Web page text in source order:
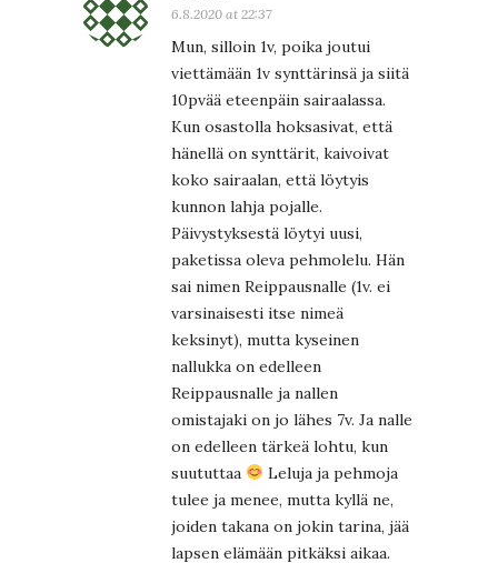
6.8.2020 at 22:37
Mun, silloin 1v, poika joutui
viettämään 1v synttärinsä ja siitä
10pvää eteenpäin sairaalassa.
Kun osastolla hoksasivat, että
hänellä on synttärit, kaivoivat
koko sairaalan, että löytyis
kunnon lahja pojalle.
Päivystyksestä löytyi uusi,
paketissa oleva pehmolelu. Hän
sai nimen Reippausnalle (1v. ei
varsinaisesti itse nimeä
keksinyt), mutta kyseinen
nallukka on edelleen
Reippausnalle ja nallen
omistajaki on jo lähes 7v. Ja nalle
on edelleen tärkeä lohtu, kun
suututtaa
Leluja ja pehmoja
tulee ja menee, mutta kyllä ne,
joiden takana on jokin tarina, jää
lapsen elämään pitkäksi aikaa.